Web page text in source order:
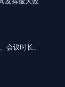
会议时长、